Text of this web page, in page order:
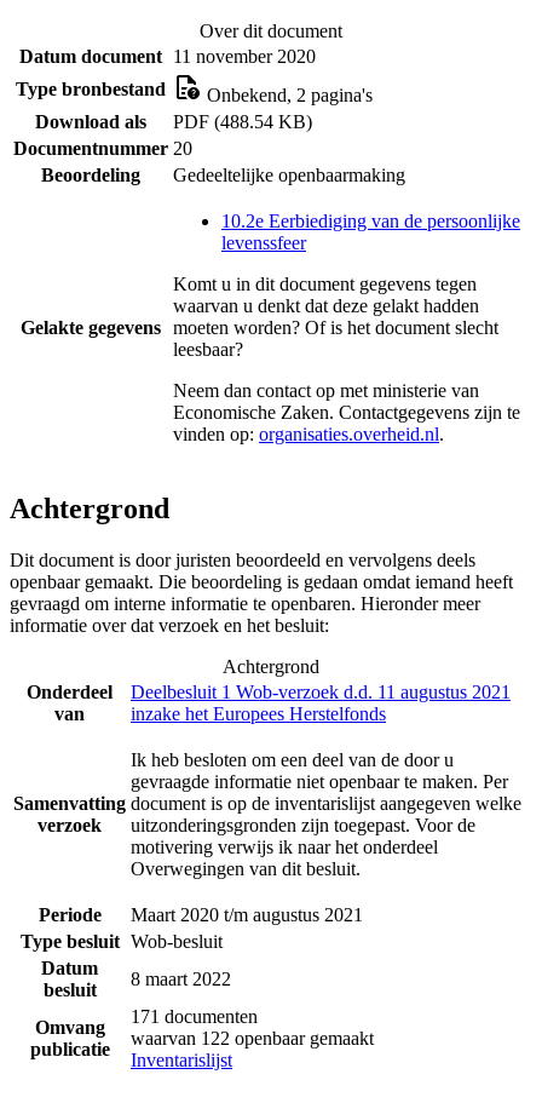
Over dit document
Datum document 11 november 2020
Type bronbestand
Onbekend, 2 pagina's
Download als
PDF (488.54 KB)
Documentnummer 20
Beoordeling
Gedeeltelijke openbaarmaking
Gelakte gegevens
10.2e Eerbiediging van de persoonlijke
levenssfeer
Komt u in dit document gegevens tegen
waarvan u denkt dat deze gelakt hadden
moeten worden? Of is het document slecht
leesbaar?
Neem dan contact op met ministerie van
Economische Zaken. Contactgegevens zijn te
vinden op: organisaties.overheid.nl.
Achtergrond
Dit document is door juristen beoordeeld en vervolgens deels
openbaar gemaakt. Die beoordeling is gedaan omdat iemand heeft
gevraagd om interne informatie te openbaren. Hieronder meer
informatie over dat verzoek en het besluit:
Achtergrond
Onderdeel
van
Deelbesluit 1 Wob-verzoek d.d. 11 augustus 2021
inzake het Europees Herstelfonds
Samenvatting
verzoek
Ik heb besloten om een deel van de door u
gevraagde informatie niet openbaar te maken. Per
document is op de inventarislijst aangegeven welke
uitzonderingsgronden zijn toegepast. Voor de
motivering verwijs ik naar het onderdeel
Overwegingen van dit besluit.
Periode
Maart 2020 t/m augustus 2021
Type besluit Wob-besluit
Datum
besluit
8 maart 2022
Omvang
publicatie
171 documenten
waarvan 122 openbaar gemaakt
Inventarislijst